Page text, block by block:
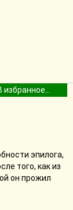
эпилога,
того, как из
он прожил